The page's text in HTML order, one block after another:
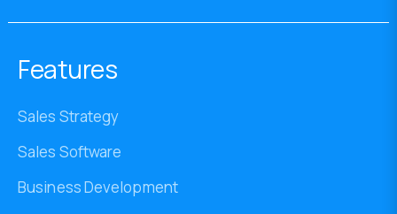
Features
Sales Strategy
Sales Software
Business Development